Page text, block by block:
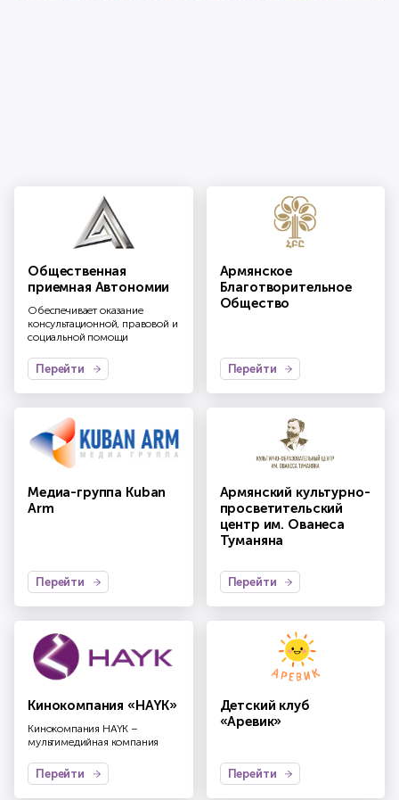
Общественная
приемная Автономии
Обеспечивает оказание
консультационной, правовой и
социальной помощи
Перейти
Армянское
Благотворительное
Общество
Перейти
Медиа-группа Kuban
Arm
Перейти
Армянский культурно-
просветительский
центр им. Ованеса
Туманяна
Перейти
Кинокомпания «HAYK»
Кинокомпания HAYK –
мультимедийная компания
Перейти
Детский клуб
«Аревик»
Перейти